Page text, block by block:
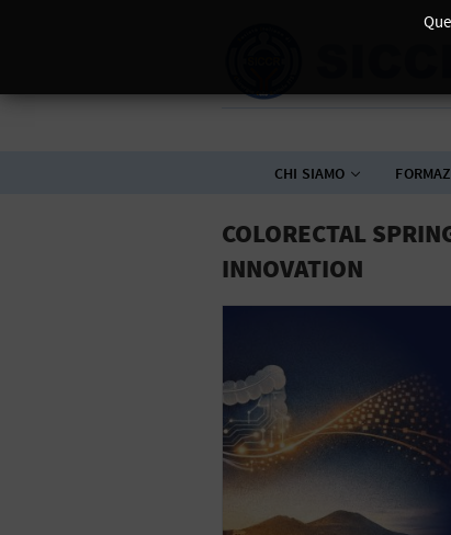
CHI SIAMO
COLORECTAL
INNOVATION